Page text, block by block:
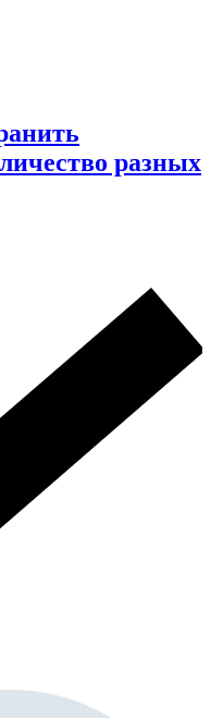
разных